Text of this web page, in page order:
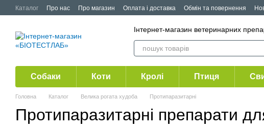
Перейти до основного контенту
Каталог Про нас Про магазин Оплата і доставка Обмін та повернення
Інтернет-магазин ветеринарних
Собаки Коти Кролі Птиця
Головна Каталог Велика рогата худоба Протипаразитарні
Протипаразитарні препарати